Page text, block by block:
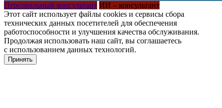
Персональный консультант ИИ – консультант
Этот сайт использует файлы cookies и сервисы сбора
технических данных посетителей для обеспечения
работоспособности и улучшения качества обслуживания.
Продолжая использовать наш сайт, вы соглашаетесь
с использованием данных технологий.
Принять